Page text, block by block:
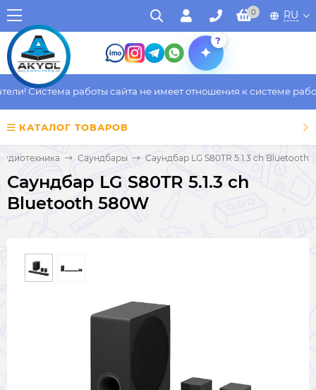
0 RU
?
Система работы сайта не имеет отношения к системе
КАТАЛОГ ТОВАРОВ
Саундбары Саундбар LG S80TR 5.1.3 ch Bluetooth
Саундбар LG S80TR 5.1.3 ch
Bluetooth 580W